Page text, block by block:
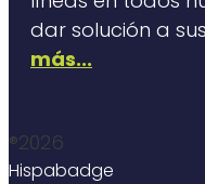
dar solución a
más...
®2026
Hispabadge